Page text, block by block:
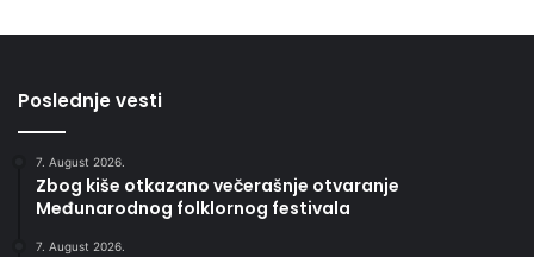
Poslednje vesti
7. August 2026.
Zbog kiše otkazano večerašnje otvaranje
Međunarodnog folklornog festivala
7. August 2026.